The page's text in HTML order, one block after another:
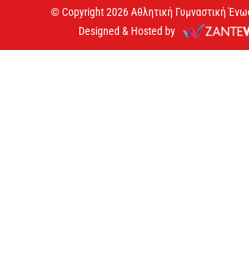
© Copyright 2026 Αθλητική Γυμναστική
Designed & Hosted by